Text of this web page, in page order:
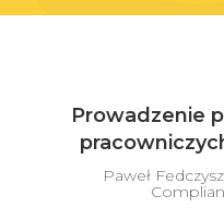
Prowadzenie
Paweł